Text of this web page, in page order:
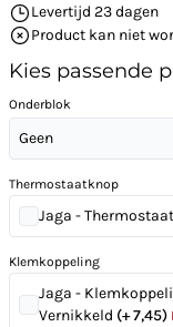
Levertijd 23 dagen
Product kan niet
Kies passende
Onderblok
Geen
Thermostaatknop
Jaga -
Klemkoppeling
Jaga -
Vernikkeld (+ 7,45)